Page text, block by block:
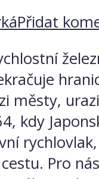
Přidat
městy,
kdy
rychlovlak,
Pro